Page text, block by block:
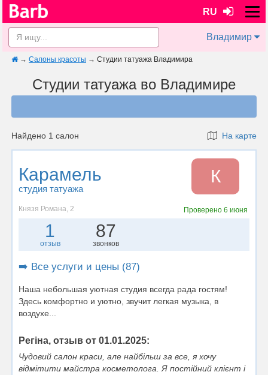
RU
Владимир
→ Салоны красоты → Студии татуажа Владимира
Студии татуажа во Владимире
Найдено 1 салон На карте
Карамель
студия татуажа
К
Князя Романа, 2 Проверено 6 июня
1
отзыв
87
звонков
➡️ Все услуги и цены (87)
Наша небольшая уютная студия всегда рада гостям!
Здесь комфортно и уютно, звучит легкая музыка, в
воздухе...
Регіна, отзыв от 01.01.2025:
Чудовий салон краси, але найбільш за все, я хочу
відмітити майстра косметолога. Я постійний клієнт і